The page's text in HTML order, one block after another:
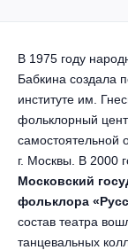
Альтернатива
Круиз Фест
Open-air на
Джаз и блюз
Комедия
Творческий
Мюзикл,
Балет
Драма
Детский
Детское шоу
Детский
Все события
В 1975 году
Бабкина создала
институте им.
фольклорный
самостоятельной
г. Москвы. В 2000
Московский
фольклора
состав театра
танцевальных